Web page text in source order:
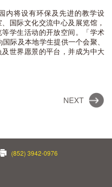
内将设有环保及先进的教学设
国际文化交流中心及展览馆，
学生活动的开放空间。「学术
际及本地学生提供一个会聚、
世界愿景的平台，并成为中大
NEXT
(852) 3942-0976